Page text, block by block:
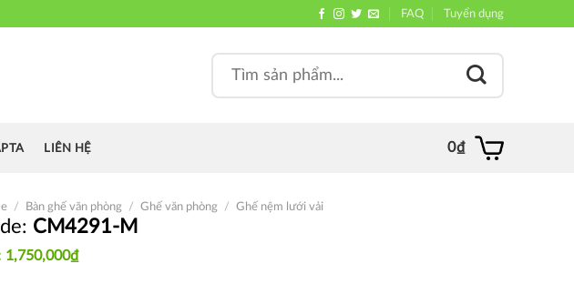
FAQ Tuyển dụng
for:
LIÊN HỆ 0₫
/ Bàn ghế văn phòng / Ghế văn phòng / Ghế nệm lưới vải
CM4291-M
1,750,000₫